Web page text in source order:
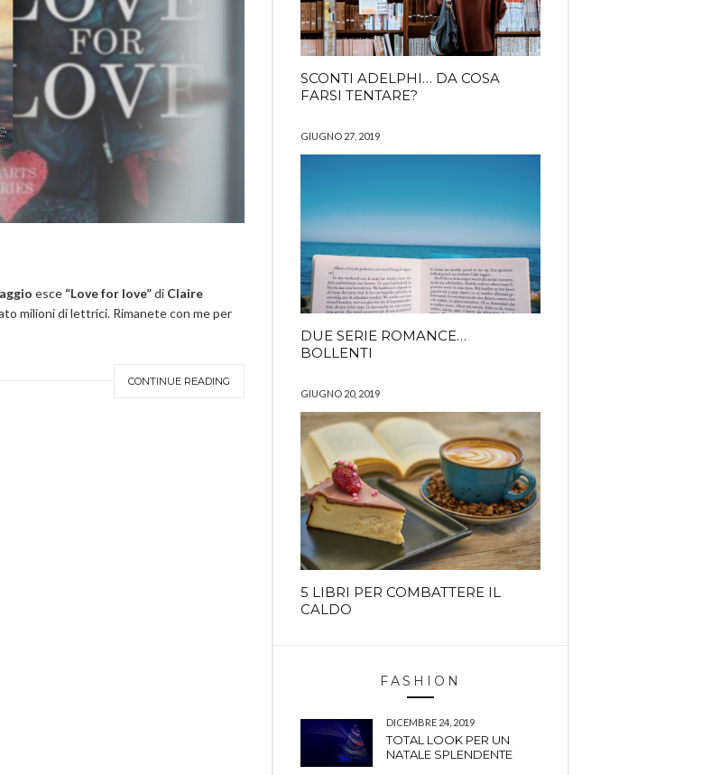
esce “Love for love”di Claire
milioni di lettrici. Rimanete con me per
CONTINUE READING
SCONTI ADELPHI… DA COSA
FARSI TENTARE?
GIUGNO 27, 2019
DUE SERIE ROMANCE…
BOLLENTI
GIUGNO 20, 2019
5 LIBRI PER COMBATTERE IL
CALDO
FASHION
DICEMBRE 24, 2019
TOTAL LOOK PER UN
NATALE SPLENDENTE